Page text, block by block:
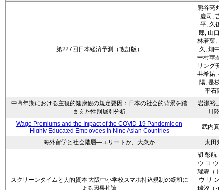
第227回日本経済予測（改訂版）
熊谷亮
慶司,
平, 久
郎, 山
林若葉,
久, 畑
中村華
リング
井希祐,
陽, 是
平石
中高年期における主観的健康観の規定要因：日本の社会的背景を踏
まえた性別層別分析
岩瀬裕
川
Wage Premiums and the Impact of the COVID‑19 Pandemic on
Highly Educated Employees in Nine Asian Countries
武内
海外留学と社会階層―エリートか、大衆か 太田
スクリーンタイムと人的資本:大阪中小学校スマホ持込規制の緩和に
よる因果推論
胡 彭航
ウ コ
耀霖（
ウ リ
瑞汐（